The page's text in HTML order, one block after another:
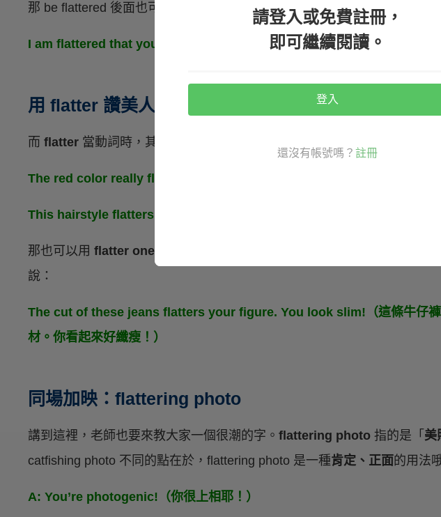
那 be flattered 後面也可以接上 that + 子句，例如：
I am flattered that you could come to the party.（我很高興你能來參加派
用 flatter 讚美人
而 flatter 當動詞時，其實還有「
The red color really flatters your skin tone.（這紅色真的很襯你的膚色。
This hairstyle flatters your look.（這個髮型跟你的外型很搭。）
那也可以用 flatter one’s figure
說：
The cut of these jeans flatters your figure. You look slim!（這條牛仔褲
材。你看起來好纖瘦！）
同場加映：flattering photo
講到這裡，老師也要來教大家一個很潮的字。 flattering photo 指的是「 美
catfishing photo 不同的點在於，flattering photo 是一種肯定、正面 的用法
A: You’re photogenic!（你很上相耶！）
請登入或免費註冊，
即可繼續閱讀。
登入
還沒有帳號嗎？ 註冊